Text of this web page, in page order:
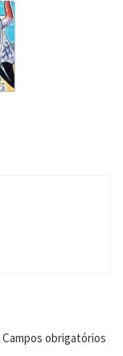
Campos obrigatórios